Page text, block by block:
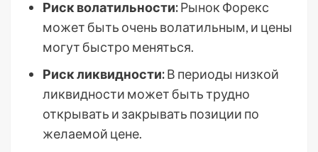
Риск волатильности:Рынок Форекс
может быть очень волатильным, и цены
могут быстро меняться.
Риск ликвидности:В периоды низкой
ликвидности может быть трудно
открывать и закрывать позиции по
желаемой цене.